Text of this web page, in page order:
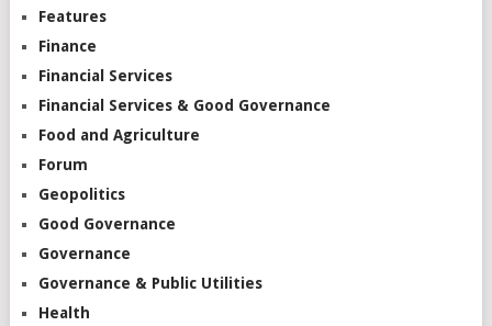
Features
Finance
Financial Services
Financial Services & Good Governance
Food and Agriculture
Forum
Geopolitics
Good Governance
Governance
Governance & Public Utilities
Health